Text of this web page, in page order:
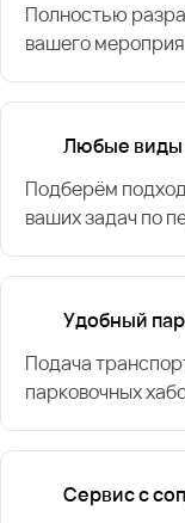
Полностью
вашего
Любые виды
Подберём
ваших задач по
Удобный
Подача
парковочных
Сервис с